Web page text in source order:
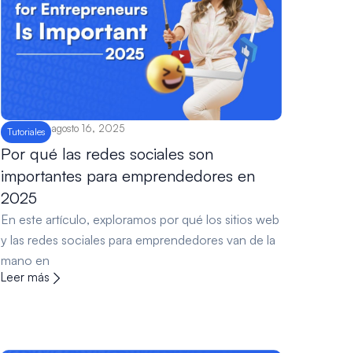
Tutoriales agosto 16, 2025
Por qué las redes sociales son
importantes para emprendedores en
2025
En este artículo, exploramos por qué los sitios web
y las redes sociales para emprendedores van de la
mano en
Leer más